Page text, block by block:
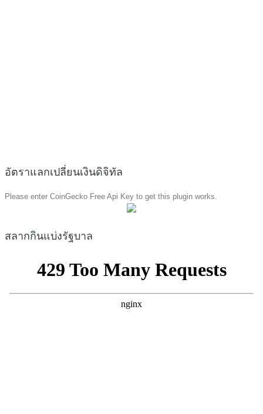
อัตราแลกเปลี่ยนเงินดิจิทัล
Please enter CoinGecko Free Api Key to get this plugin works.
สลากกินแบ่งรัฐบาล